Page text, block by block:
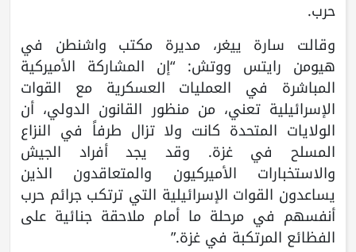
حرب.
وقالت سارة ييغر، مديرة مكتب واشنطن في
هيومن رايتس ووتش: “إن المشاركة الأميركية
المباشرة في العمليات العسكرية مع القوات
الإسرائيلية تعني، من منظور القانون الدولي، أن
الولايات المتحدة كانت ولا تزال طرفاً في النزاع
المسلح في غزة. وقد يجد أفراد الجيش
والاستخبارات الأميركيون والمتعاقدون الذين
يساعدون القوات الإسرائيلية التي ترتكب جرائم حرب
أنفسهم في مرحلة ما أمام ملاحقة جنائية على
الفظائع المرتكبة في غزة.”